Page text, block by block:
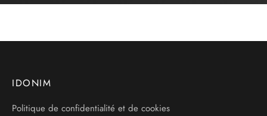
IDONIM
Politique de confidentialité et de cookies